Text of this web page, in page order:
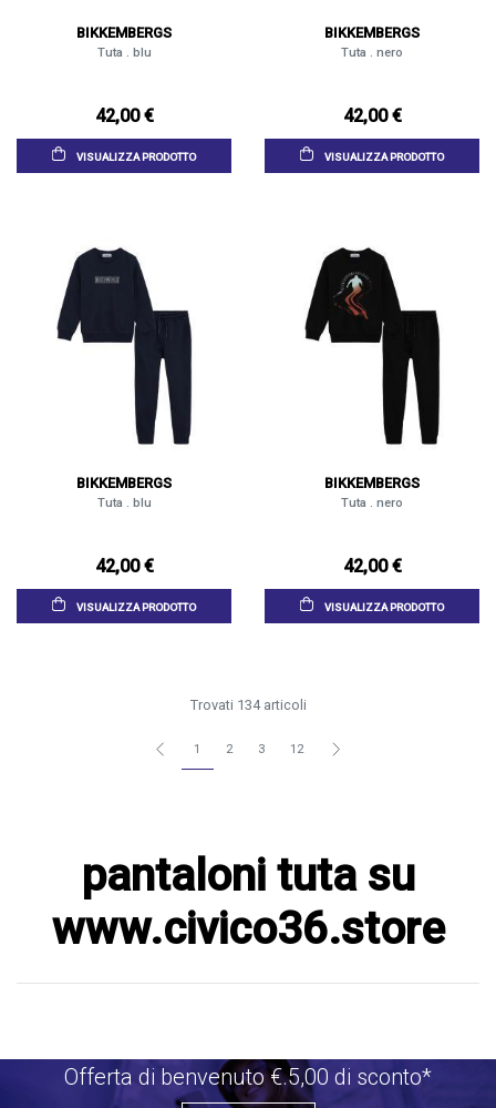
BIKKEMBERGS
Tuta . blu
42,00 €
VISUALIZZA PRODOTTO
BIKKEMBERGS
Tuta . nero
42,00 €
VISUALIZZA PRODOTTO
BIKKEMBERGS
Tuta . blu
42,00 €
VISUALIZZA PRODOTTO
BIKKEMBERGS
Tuta . nero
42,00 €
VISUALIZZA PRODOTTO
Trovati 134 articoli
1 2 3 12
pantaloni tuta su
www.civico36.store
Offerta di benvenuto €.5,00 di sconto*